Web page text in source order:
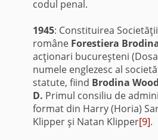
codul penal.
1945: Constituirea
române Forestiera
acţionari bucureşteni
numele englezesc al
statute, fiind Brodina
D. Primul consiliu de
format din Harry (Horia)
Klipper şi Natan Klipper[9].